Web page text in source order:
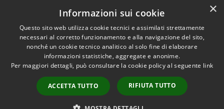
Dichiarazione di accessibilità
Accessibilità
Copyright © 2026 • Città di
Cornate d'Adda • Powered by
Municipium•
Accesso
redazione
×
Informazioni sui cookie
Questo sito web utilizza cookie tecnici e assimilati strettamente
necessari al corretto funzionamento e alla navigazione del sito,
nonché un cookie tecnico analitico al solo fine di elaborare
informazioni statistiche, aggregate e anonime.
Per maggiori dettagli, può consultare la cookie policy al seguente link
ACCETTA TUTTO RIFIUTA TUTTO